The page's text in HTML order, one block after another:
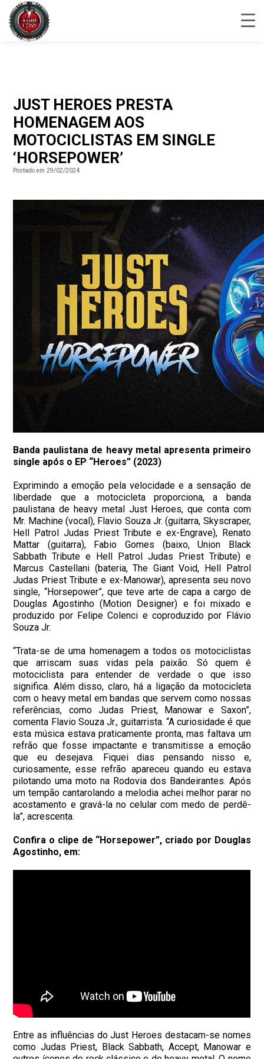
JUST HEROES PRESTA
HOMENAGEM AOS
MOTOCICLISTAS EM SINGLE
‘HORSEPOWER’
Postado em 29/02/2024
Banda paulistana de heavy metal apresenta primeiro
single após o EP “Heroes” (2023)
Exprimindo a emoção pela velocidade e a sensação de
liberdade que a motocicleta proporciona, a banda
paulistana de heavy metal Just Heroes, que conta com
Mr. Machine (vocal), Flavio Souza Jr. (guitarra, Skyscraper,
Hell Patrol Judas Priest Tribute e ex-Engrave), Renato
Mattar (guitarra), Fabio Gomes (baixo, Union Black
Sabbath Tribute e Hell Patrol Judas Priest Tribute) e
Marcus Castellani (bateria, The Giant Void, Hell Patrol
Judas Priest Tribute e ex-Manowar), apresenta seu novo
single, “Horsepower”, que teve arte de capa a cargo de
Douglas Agostinho (Motion Designer) e foi mixado e
produzido por Felipe Colenci e coproduzido por Flávio
Souza Jr.
“Trata-se de uma homenagem a todos os motociclistas
que arriscam suas vidas pela paixão. Só quem é
motociclista para entender de verdade o que isso
significa. Além disso, claro, há a ligação da motocicleta
com o heavy metal em bandas que servem como nossas
referências, como Judas Priest, Manowar e Saxon”,
comenta Flavio Souza Jr., guitarrista. “A curiosidade é que
esta música estava praticamente pronta, mas faltava um
refrão que fosse impactante e transmitisse a emoção
que eu desejava. Fiquei dias pensando nisso e,
curiosamente, esse refrão apareceu quando eu estava
pilotando uma moto na Rodovia dos Bandeirantes. Após
um tempão cantarolando a melodia achei melhor parar no
acostamento e gravá-la no celular com medo de perdê-
la”, acrescenta.
Confira o clipe de “Horsepower”, criado por Douglas
Agostinho, em:
Entre as influências do Just Heroes destacam-se nomes
como Judas Priest, Black Sabbath, Accept, Manowar e